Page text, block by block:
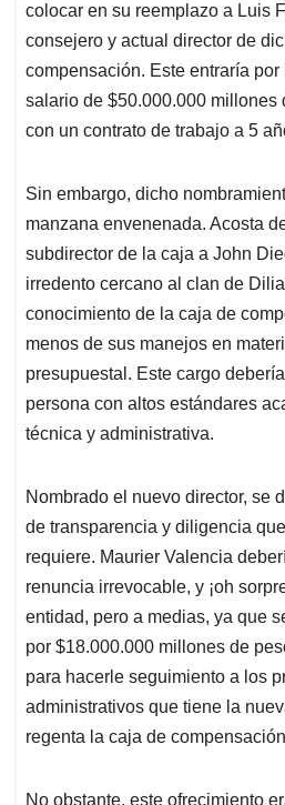
colocar en su reemplazo a Luis
consejero y actual director de
compensación. Este entraría
salario de $50.000.000 millones
con un contrato de trabajo a 5
Sin embargo, dicho
manzana envenenada. Acosta
subdirector de la caja a John
irredento cercano al clan de
conocimiento de la caja de
menos de sus manejos en
presupuestal. Este cargo
persona con altos estándares
técnica y administrativa.
Nombrado el nuevo director, se
de transparencia y diligencia
requiere. Maurier Valencia
renuncia irrevocable, y ¡oh
entidad, pero a medias, ya que
por $18.000.000 millones de
para hacerle seguimiento a los
administrativos que tiene la
regenta la caja de
No obstante, este ofrecimiento